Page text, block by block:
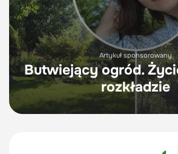
Artykuł sponsorowany
Butwiejący ogród.
rozkładzie